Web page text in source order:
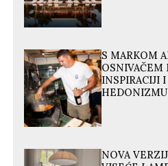
S MARKOM
OSNIVAČEM
INSPIRACIJI
HEDONIZMU
NOVA